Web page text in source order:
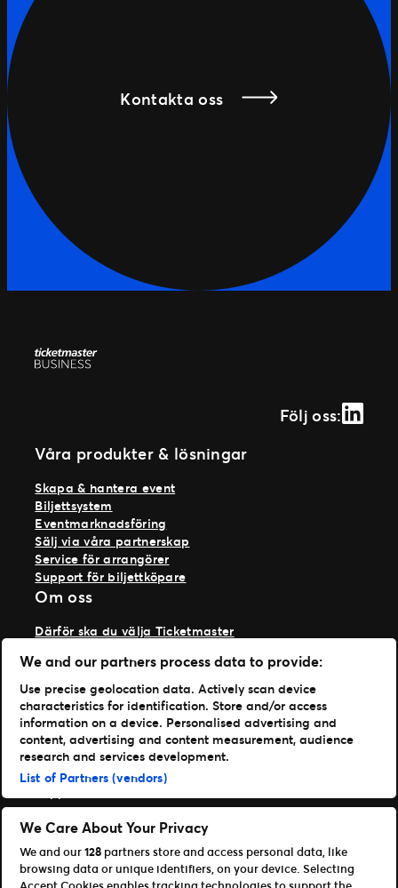
Kontakta oss
Följ oss:
Våra produkter & lösningar
Skapa & hantera event
Biljettsystem
Eventmarknadsföring
Sälj via våra partnerskap
Service för arrangörer
Support för biljettköpare
Om oss
Därför ska du välja Ticketmaster
Vi på Ticketmaster
Vår historia
Jobba hos oss
Materialspecifikationer
Läs mer
Nyheter
Logga in på TM1
Content Hub
We and our partners process data to provide:
Use precise geolocation data. Actively scan device
characteristics for identification. Store and/or access
information on a device. Personalised advertising and
content, advertising and content measurement, audience
research and services development.
List of Partners (vendors)
We Care About Your Privacy
We and our128 partners store and access personal data, like
browsing data or unique identifiers, on your device. Selecting